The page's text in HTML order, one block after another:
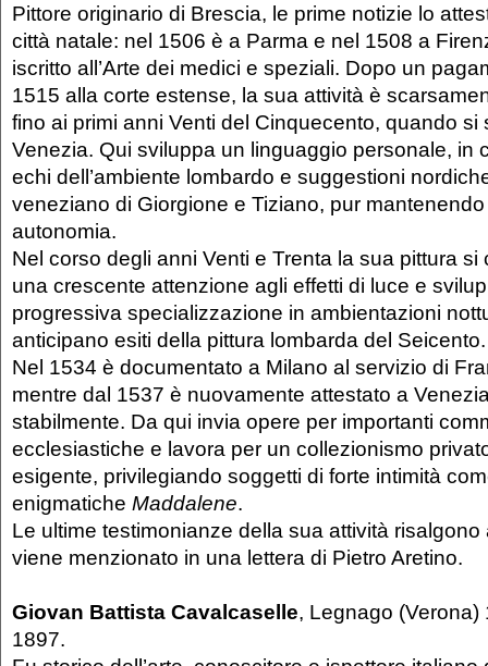
Pittore originario di Brescia, le prime notizie lo
città natale: nel 1506 è a Parma e nel 1508 a
iscritto all’Arte dei medici e speziali. Dopo un
1515 alla corte estense, la sua attività è
fino ai primi anni Venti del Cinquecento, quando si
Venezia. Qui sviluppa un linguaggio personale, in
echi dell’ambiente lombardo e suggestioni
veneziano di Giorgione e Tiziano, pur
autonomia.
Nel corso degli anni Venti e Trenta la sua pittura si
una crescente attenzione agli effetti di luce e
progressiva specializzazione in ambientazioni
anticipano esiti della pittura lombarda del Seicento.
Nel 1534 è documentato a Milano al servizio di
mentre dal 1537 è nuovamente attestato a
stabilmente. Da qui invia opere per importanti
ecclesiastiche e lavora per un collezionismo
esigente, privilegiando soggetti di forte intimità
enigmatiche Maddalene.
Le ultime testimonianze della sua attività
viene menzionato in una lettera di Pietro Aretino.
Giovan Battista Cavalcaselle, Legnago (Verona)
1897.